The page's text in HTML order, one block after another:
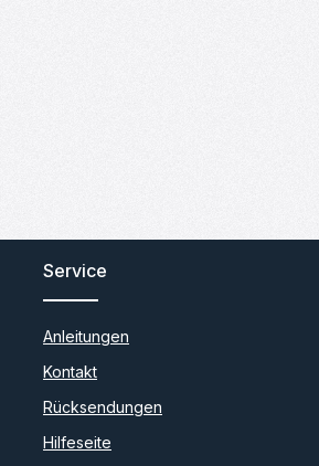
Service
Anleitungen
Kontakt
Rücksendungen
Hilfeseite